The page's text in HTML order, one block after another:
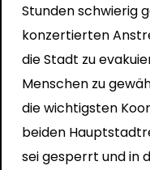
Stunden schwierig
konzertierten
die Stadt zu
Menschen zu
die wichtigsten
beiden
sei gesperrt und in